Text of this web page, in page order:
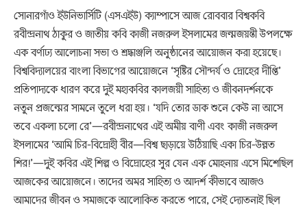
সোনারগাঁও ইউনিভার্সিটি (এসএইউ) ক্যাম্পাসে আজ রোববার বিশ্বকবি
রবীন্দ্রনাথ ঠাকুর ও জাতীয় কবি কাজী নজরুল ইসলামের জন্মজয়ন্তী উপলক্ষে
এক বর্ণাঢ্য আলোচনা সভা ও শ্রদ্ধাঞ্জলি অনুষ্ঠানের আয়োজন করা হয়েছে।
বিশ্ববিদ্যালয়ের বাংলা বিভাগের আয়োজনে ‘সৃষ্টির সৌন্দর্য ও দ্রোহের দীপ্তি’
প্রতিপাদ্যকে ধারণ করে দুই মহাকবির কালজয়ী সাহিত্য ও জীবনদর্শনকে
নতুন প্রজন্মের সামনে তুলে ধরা হয়। ‘যদি তোর ডাক শুনে কেউ না আসে
তবে একলা চলো রে’—রবীন্দ্রনাথের এই অমীয় বাণী এবং কাজী নজরুল
ইসলামের ‘আমি চির-বিদ্রোহী বীর—বিশ্ব ছাড়ায়ে উঠিয়াছি একা চির-উন্নত
শির!’—দুই কবির এই শিল্প ও বিদ্রোহের সুর যেন এক মোহনায় এসে মিশেছিল
আজকের আয়োজনে। তাদের অমর সাহিত্য ও আদর্শ কীভাবে আজও
আমাদের জীবন ও সমাজকে আলোকিত করতে পারে, সেই দ্যোতনাই ছিল